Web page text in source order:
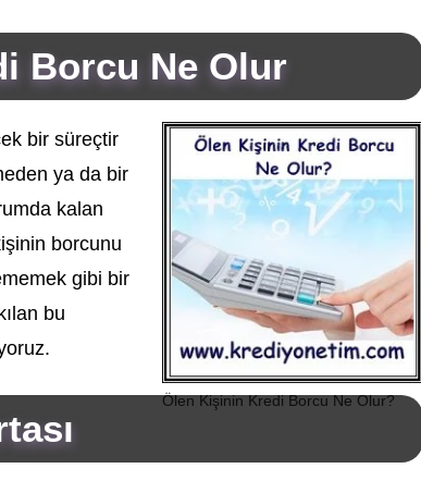
Borcu Ne Olur
Ölen Kişinin Kredi Borcu Ne Olur?
bir süreçtir
ya da bir
kalan
borcunu
gibi bir
bu